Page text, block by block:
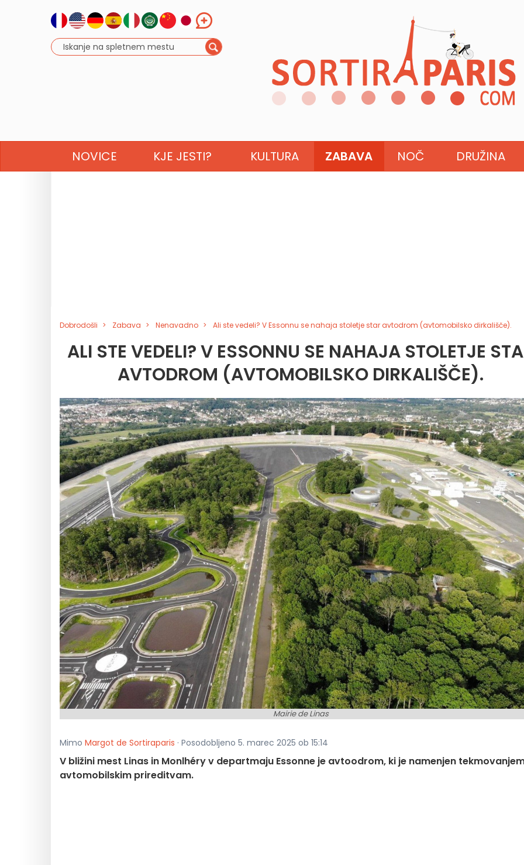
NOVICE KJE JESTI? KULTURA ZABAVA NOČ DRUŽINA
Dobrodošli Zabava Nenavadno Ali ste vedeli? V Essonnu se nahaja stoletje star avtodrom (avtomobilsko dirkališče).
ALI STE VEDELI? V ESSONNU SE NAHAJA STOLETJE
AVTODROM (AVTOMOBILSKO DIRKALIŠČE).
Mairie de Linas
Mimo Margot de Sortiraparis · Posodobljeno 5. marec 2025 ob 15:14
V bližini mest Linas in Monlhéry v departmaju Essonne je avtoodrom, ki je namenjen
avtomobilskim prireditvam.